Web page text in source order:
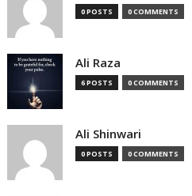
0 POSTS 0 COMMENTS
Ali Raza
6 POSTS 0 COMMENTS
Ali Shinwari
0 POSTS 0 COMMENTS